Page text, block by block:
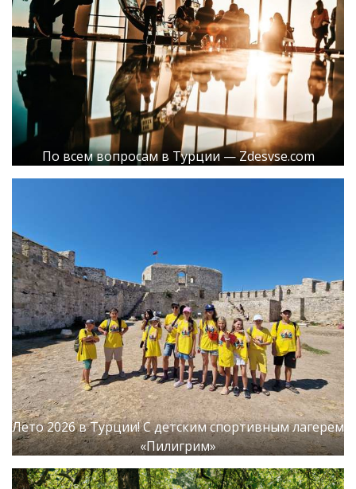
По всем вопросам в Турции — Zdesvse.com
Лето 2026 в Турции! С детским спортивным лагерем
«Пилигрим»